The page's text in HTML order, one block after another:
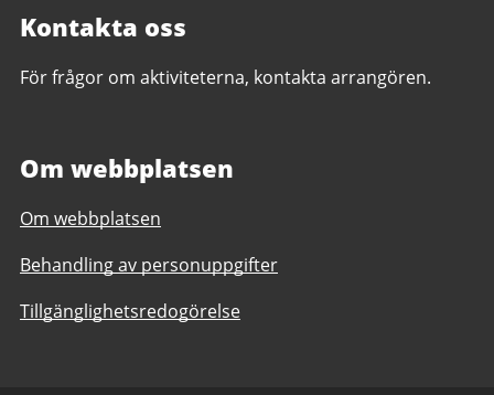
Kontakta oss
För frågor om aktiviteterna, kontakta arrangören.
Om webbplatsen
Om webbplatsen
Behandling av personuppgifter
Tillgänglighetsredogörelse